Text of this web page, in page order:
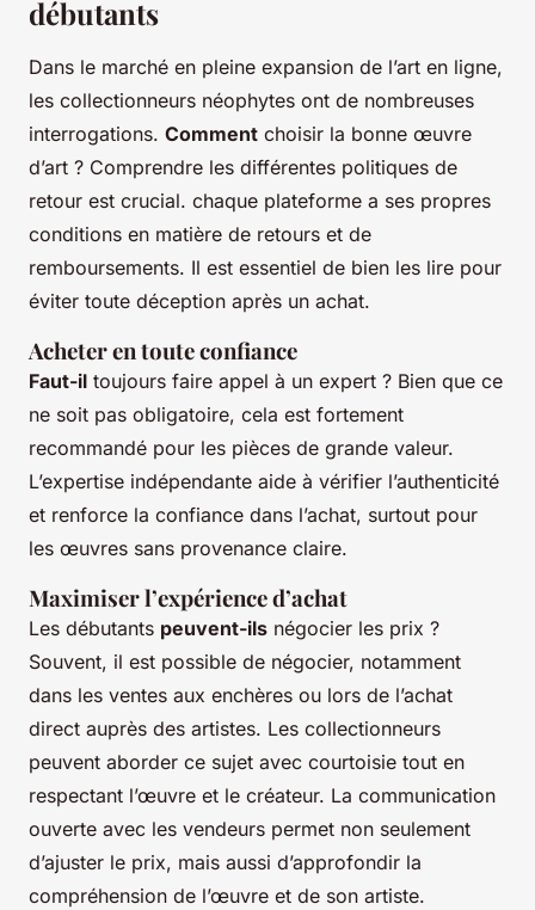
débutants
Dans le marché en pleine expansion de l’art en ligne,
les collectionneurs néophytes ont de nombreuses
interrogations. Comment choisir la bonne œuvre
d’art ? Comprendre les différentes politiques de
retour est crucial. chaque plateforme a ses propres
conditions en matière de retours et de
remboursements. Il est essentiel de bien les lire pour
éviter toute déception après un achat.
Acheter en toute confiance
Faut-il toujours faire appel à un expert ? Bien que ce
ne soit pas obligatoire, cela est fortement
recommandé pour les pièces de grande valeur.
L’expertise indépendante aide à vérifier l’authenticité
et renforce la confiance dans l’achat, surtout pour
les œuvres sans provenance claire.
Maximiser l’expérience d’achat
Les débutants peuvent-ils négocier les prix ?
Souvent, il est possible de négocier, notamment
dans les ventes aux enchères ou lors de l’achat
direct auprès des artistes. Les collectionneurs
peuvent aborder ce sujet avec courtoisie tout en
respectant l’œuvre et le créateur. La communication
ouverte avec les vendeurs permet non seulement
d’ajuster le prix, mais aussi d’approfondir la
compréhension de l’œuvre et de son artiste.